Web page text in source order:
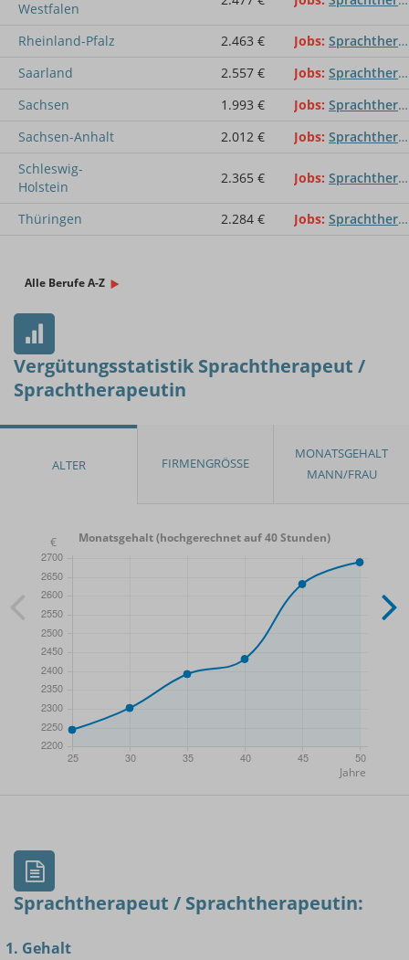
Westfalen
Rheinland-Pfalz 2.463 € Jobs Sprachtherapeut / Sprachtherapeutin
Saarland
2.557 € Jobs Sprachtherapeut / Sprachtherapeutin
Sachsen
1.993 € Jobs Sprachtherapeut / Sprachtherapeutin
Sachsen-Anhalt
2.012 € Jobs Sprachtherapeut / Sprachtherapeutin
Schleswig-
Holstein
2.365 € Jobs Sprachtherapeut / Sprachtherapeutin
Thüringen 2.284 € Jobs Sprachtherapeut / Sprachtherapeutin
Alle Berufe A-Z
Vergütungsstatistik Sprachtherapeut /
Sprachtherapeutin
Monatsgehalt (hochgerechnet auf 40 Stunden)
Sprachtherapeut / Sprachtherapeutin:
1. Gehalt